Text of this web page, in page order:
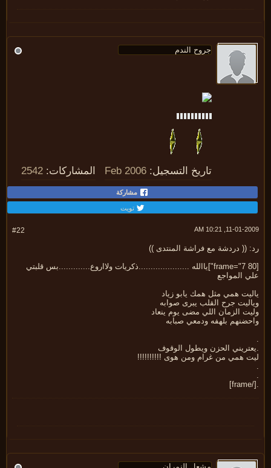
تاريخ التسجيل: Feb 2006 المشاركات: 2542
مشاركة
تويت
11-01-2009,
(( دردشة مع فراشة المنتدى ))
[frame="7 80"]ياالله .....................ذكريات ولااروع.............بس قلبتي
المواجع
همي مثل همك يابو زياد
جرح القلب يبرى صوابه
الزمان اللي مضى يوم ينعاد
بلهفه ودمعي صبابه
الحزن ويطول الوقوف
همي من غرام ومن هوى !!!!!!!!!!